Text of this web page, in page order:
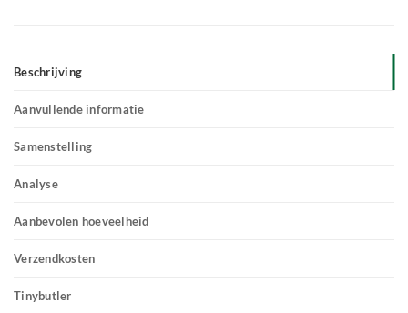
Beschrijving
Aanvullende informatie
Samenstelling
Analyse
Aanbevolen hoeveelheid
Verzendkosten
Tinybutler